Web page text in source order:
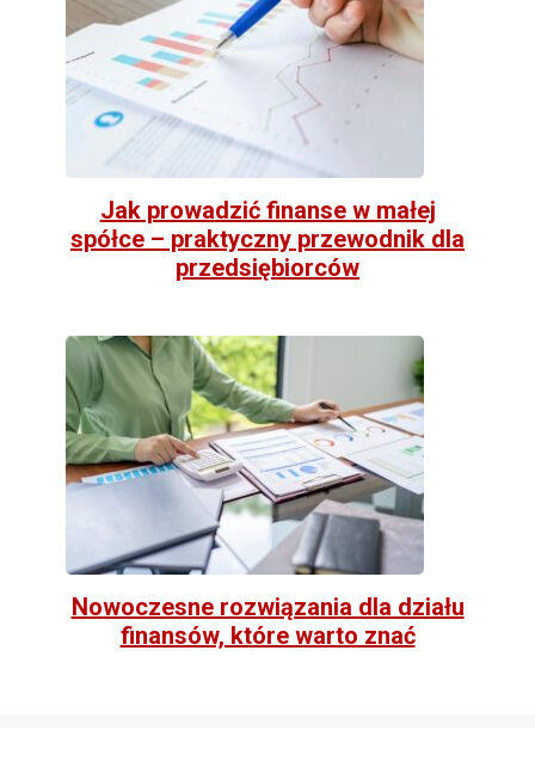
Jak prowadzić finanse w małej
spółce – praktyczny przewodnik dla
przedsiębiorców
Nowoczesne rozwiązania dla działu
finansów, które warto znać